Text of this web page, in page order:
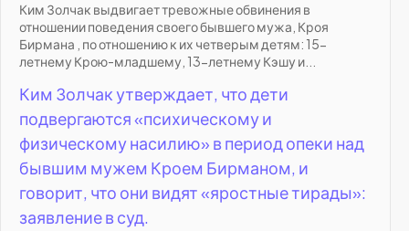
Ким Золчак выдвигает тревожные обвинения в
отношении поведения своего бывшего мужа, Кроя
Бирмана , по отношению к их четверым детям: 15-
летнему Крою-младшему, 13-летнему Кэшу и...
Ким Золчак утверждает, что дети
подвергаются «психическому и
физическому насилию» в период опеки над
бывшим мужем Кроем Бирманом, и
говорит, что они видят «яростные тирады»:
заявление в суд.